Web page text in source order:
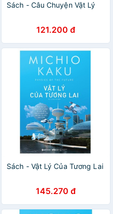
Sách - Câu Chuyện Vật Lý
121.200 đ
Sách - Vật Lý Của Tương Lai
145.270 đ